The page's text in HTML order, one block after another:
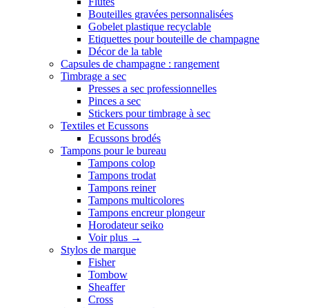
Bouteilles gravées personnalisées
Gobelet plastique recyclable
Etiquettes pour bouteille de champagne
Décor de la table
Capsules de champagne : rangement
Timbrage a sec
Presses a sec professionnelles
Pinces a sec
Stickers pour timbrage à sec
Textiles et Ecussons
Ecussons brodés
Tampons pour le bureau
Tampons colop
Tampons trodat
Tampons reiner
Tampons multicolores
Tampons encreur plongeur
Horodateur seiko
Voir plus →
Stylos de marque
Fisher
Tombow
Sheaffer
Cross